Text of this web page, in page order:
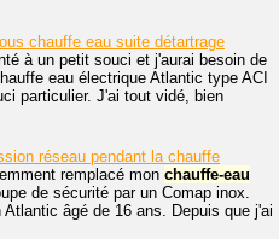
chauffe eau suite détartrage
à un petit souci et j'aurai besoin de
eau électrique Atlantic type ACI
particulier. J'ai tout vidé, bien
réseau pendant la chauffe
remplacé mon chauffe-eau
de sécurité par un Comap inox.
Atlantic âgé de 16 ans. Depuis que j'ai